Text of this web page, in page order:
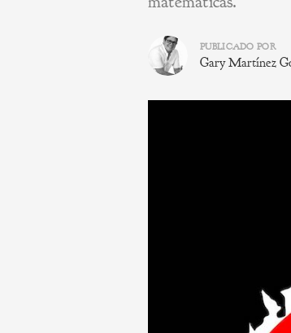
Author
PUBLICADO POR
Gary Martínez